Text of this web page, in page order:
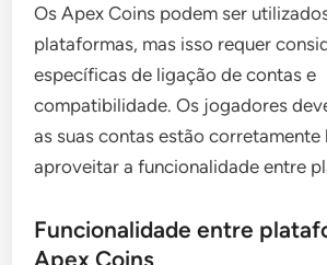
Os Apex Coins podem ser
plataformas, mas isso requer
específicas de ligação de contas e
compatibilidade. Os jogadores
as suas contas estão corretamente
aproveitar a funcionalidade entre
Funcionalidade entre
Apex Coins